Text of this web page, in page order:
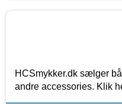
HCSmykker.dk sælger
andre accessories. Klik